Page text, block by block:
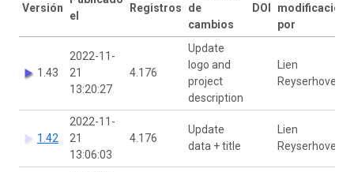
Versión
el
Registros
de
cambios
DOI
modificación
por
1.43
2022-11-
21
13:20:27
4.176
Update
logo and
project
description
Lien
Reyserhove
1.42
2022-11-
21
13:06:03
4.176
Update
data + title
Lien
Reyserhove